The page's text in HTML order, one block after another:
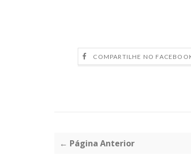
COMPARTILHE NO
← Página Anterior